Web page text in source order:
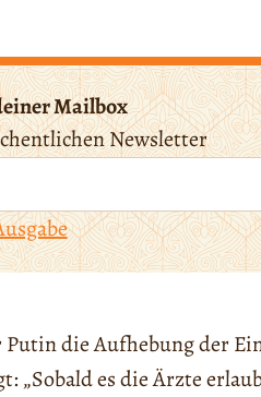
Mailbox
Newsletter
die Aufhebung der
„Sobald es die Ärzte